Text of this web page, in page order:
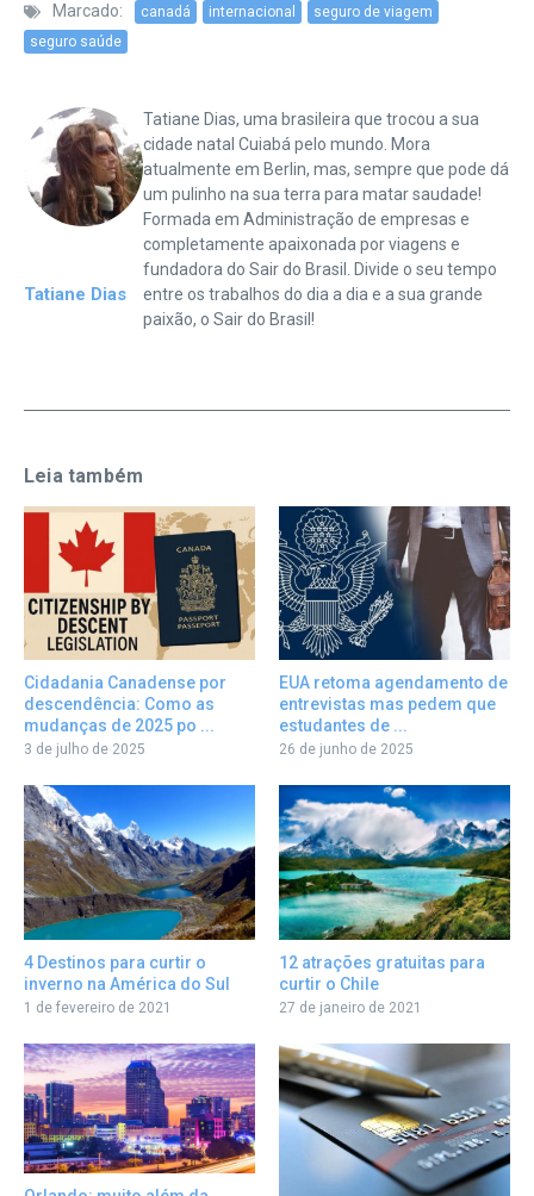
Marcado: canadá internacional
seguro de viagem
seguro saúde
Tatiane Dias
Tatiane Dias, uma brasileira que trocou a sua
cidade natal Cuiabá pelo mundo. Mora
atualmente em Berlin, mas, sempre que pode dá
um pulinho na sua terra para matar saudade!
Formada em Administração de empresas e
completamente apaixonada por viagens e
fundadora do Sair do Brasil. Divide o seu tempo
entre os trabalhos do dia a dia e a sua grande
paixão, o Sair do Brasil!
Leia também
Cidadania Canadense por
descendência: Como as
mudanças de 2025 po ...
3 de julho de 2025
EUA retoma agendamento de
entrevistas mas pedem que
estudantes de ...
26 de junho de 2025
4 Destinos para curtir o
inverno na América do Sul
1 de fevereiro de 2021
12 atrações gratuitas para
curtir o Chile
27 de janeiro de 2021